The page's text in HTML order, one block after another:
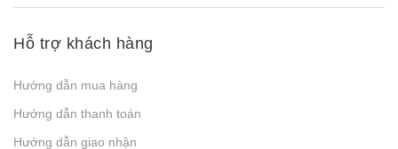
Hỗ trợ khách hàng
Hướng dẫn mua hàng
Hướng dẫn thanh toán
Hướng dẫn giao nhận